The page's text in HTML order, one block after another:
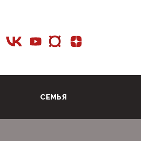
СЕМЬЯ